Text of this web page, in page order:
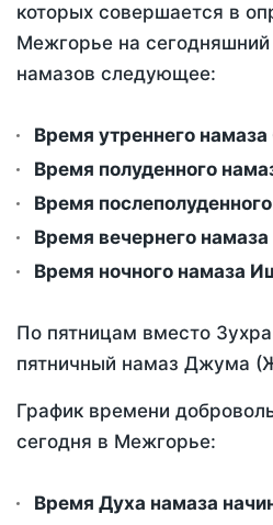
которых совершается в
Межгорье на
намазов следующее:
Время утреннего
Время полуденного
Время
Время вечернего
Время ночного намаза
По пятницам вместо
пятничный намаз Джума
График времени
сегодня в Межгорье:
Время Духа намаза